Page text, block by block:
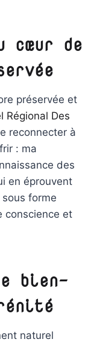
cœur de
préservée et
Régional Des
reconnecter à
: ma
des
en éprouvent
forme
conscience et
bien-
naturel